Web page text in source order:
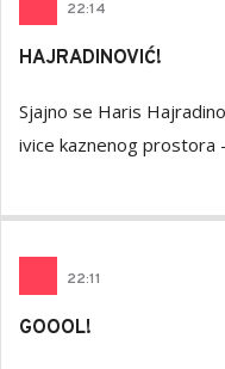
22:14
HAJRADINOVIĆ!
Sjajno se Haris
ivice kaznenog prostora
22:11
GOOOL!